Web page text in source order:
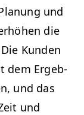
und
die
Kun­den
dem Ergeb­
und das
und